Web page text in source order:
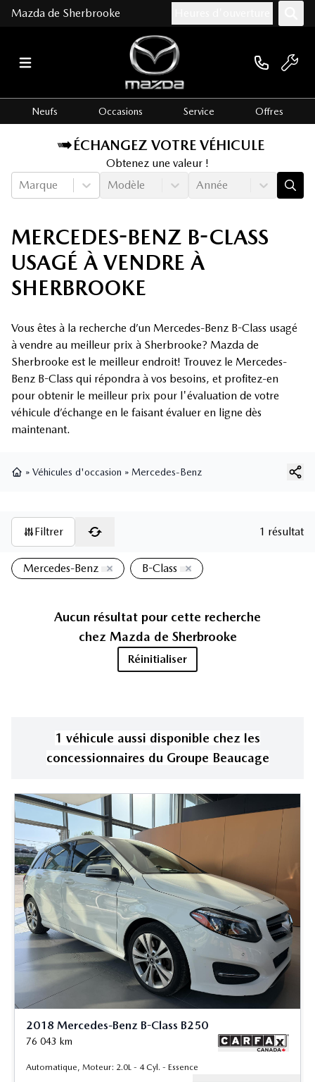
Mazda de Sherbrooke
Neufs Occasions Service Offres
ÉCHANGEZ VOTRE VÉHICULE
Obtenez une valeur !
Marque
Modèle Année
MERCEDES-BENZ B-CLASS
USAGÉ À VENDRE À
SHERBROOKE
Vous êtes à la recherche d’un Mercedes-Benz B-Class usagé
à vendre au meilleur prix à Sherbrooke? Mazda de
Sherbrooke est le meilleur endroit! Trouvez le Mercedes-
Benz B-Class qui répondra à vos besoins, et profitez-en
pour obtenir le meilleur prix pour l'évaluation de votre
véhicule d’échange en le faisant évaluer en ligne dès
maintenant.
» Véhicules d'occasion » Mercedes-Benz
Filtrer 1 résultat
Mercedes-Benz B-Class
Aucun résultat pour cette recherche
chez Mazda de Sherbrooke
Réinitialiser
1 véhicule aussi disponible chez les
concessionnaires du Groupe Beaucage
2018 Mercedes-Benz B-Class B250
76 043 km
Automatique, Moteur: 2.0L - 4 Cyl. - Essence